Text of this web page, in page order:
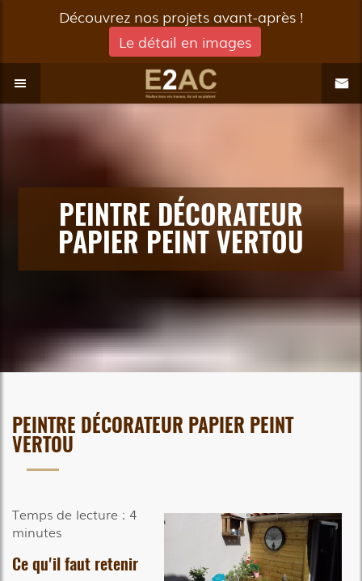
Découvrez nos projets avant-après !
Le détail en images
PEINTRE DÉCORATEUR
PAPIER PEINT VERTOU
PEINTRE DÉCORATEUR PAPIER PEINT
VERTOU
Temps de lecture : 4
minutes
Ce qu'il faut retenir